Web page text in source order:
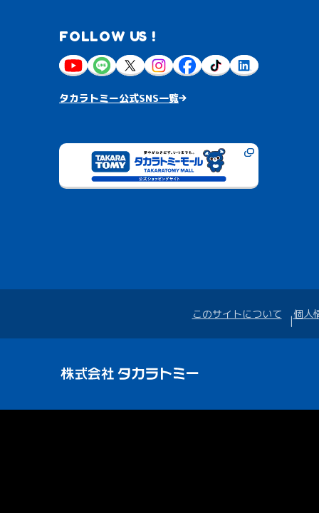
FOLLOW US !
タカラトミー公式SNS一覧
このサイトについて 個人